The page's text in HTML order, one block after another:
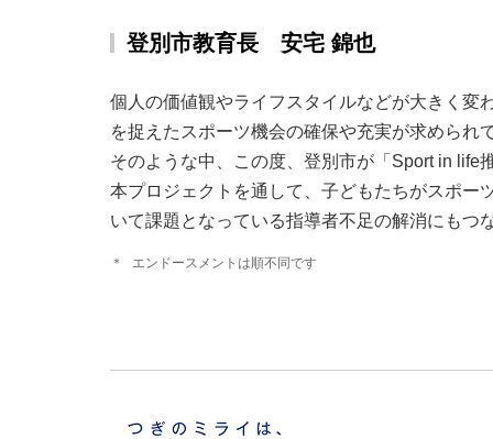
登別市教育長 安宅 錦也
個人の価値観やライフスタイルなどが大きく変
を捉えたスポーツ機会の確保や充実が求められ
そのような中、この度、登別市が「Sport in life
本プロジェクトを通して、子どもたちがスポー
いて課題となっている指導者不足の解消にもつ
＊ エンドースメントは順不同です